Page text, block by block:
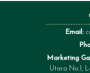
Email:
Marketing
Utara No.1,